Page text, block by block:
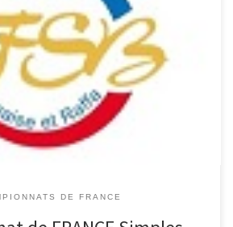
NF3 CASTAING Estelle Poule 3 (en finale)
LM2 NM2 NM3 NM4 G18 LF1 NF2 NF4 F18
DE FRANCE